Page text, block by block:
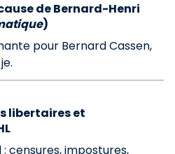
de Bernard-Henri
)
pour Bernard Cassen,
libertaires et
censures, impostures,